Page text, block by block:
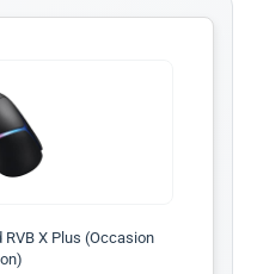
X Plus (Occasion